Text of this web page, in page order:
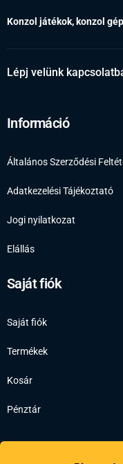
Konzol játékok, konzol
Lépj velünk
Információ
Általános Szerződési
Adatkezelési Tájékoztató
Jogi nyilatkozat
Elállás
Saját fiók
Saját fiók
Termékek
Kosár
Pénztár